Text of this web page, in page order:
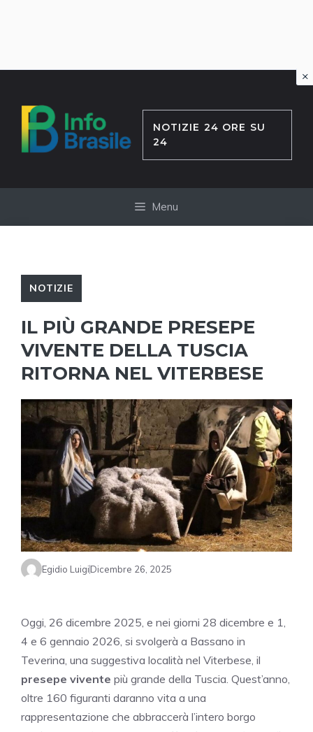
contenuto
NOTIZIE 24 ORE SU
24
Menu
NOTIZIE
IL PIÙ GRANDE PRESEPE
VIVENTE DELLA TUSCIA
RITORNA NEL VITERBESE
Egidio LuigiDicembre 26, 2025
Oggi, 26 dicembre 2025, e nei giorni 28 dicembre e 1,
4 e 6 gennaio 2026, si svolgerà a Bassano in
Teverina, una suggestiva località nel Viterbese, il
presepe vivente più grande della Tuscia. Quest’anno,
oltre 160 figuranti daranno vita a una
rappresentazione che abbraccerà l’intero borgo
×